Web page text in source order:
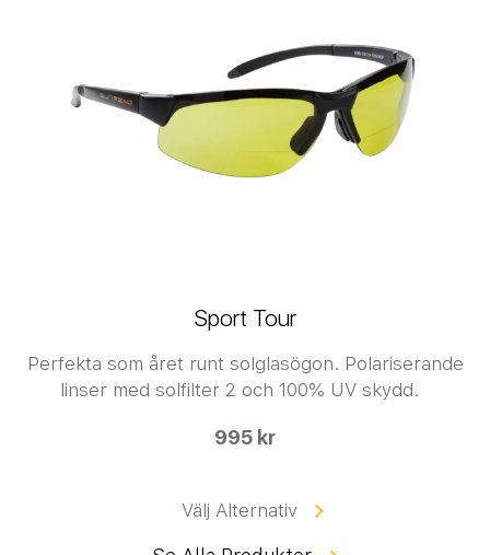
Sport Tour
Perfekta som året runt solglasögon. Polariserande
linser med solfilter 2 och 100% UV skydd.
995 kr
Välj Alternativ